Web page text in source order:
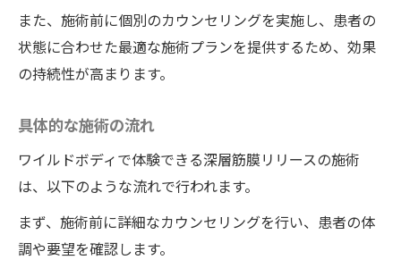
他地域とは違った独自の魅力
整体院選びのポイント
期待できる具体的な健康効果
整体院ワイルドボディの施術を通じて嘘のよう
に軽くなる身体の変化
施術後の身体の具体的な変化
軽さを維持するための日常ケア
また、施術前に個別のカウンセリングを実施し、患者の
状態に合わせた最適な施術プランを提供するため、効果
の持続性が高まります。
具体的な施術の流れ
ワイルドボディで体験できる深層筋膜リリースの施術
は、以下のような流れで行われます。
まず、施術前に詳細なカウンセリングを行い、患者の体
調や要望を確認します。